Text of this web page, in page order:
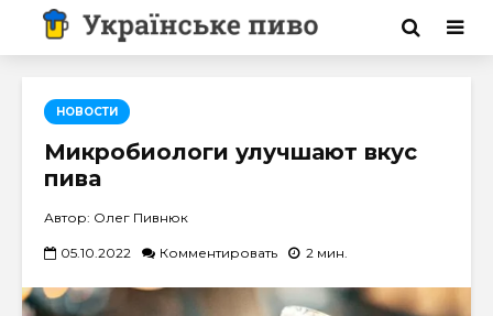
НОВОСТИ
Микробиологи улучшают вкус
пива
Автор: Олег Пивнюк
05.10.2022 Комментировать 2 мин.